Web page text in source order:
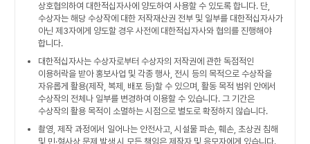
상호협의하여 대한적십자사에 양도하여 사용할 수 있도록 합니다. 단,
수상자는 해당 수상작에 대한 저작재산권 전부 및 일부를 대한적십자사가
아닌 제3자에게 양도할 경우 사전에 대한적십자사와 협의를 진행해야
합니다.
대한적십자사는 수상자로부터 수상자의 저작권에 관한 독점적인
이용허락을 받아 홍보사업 및 각종 행사, 전시 등의 목적으로 수상작을
자유롭게 활용(제작, 복제, 배포 등)할 수 있으며, 활동 목적 범위 안에서
수상작의 전체나 일부를 변경하여 이용할 수 있습니다. 그 기간은
수상작의 활용 목적이 소멸하는 시점으로 별도로 확정하지 않습니다.
촬영, 제작 과정에서 일어나는 안전사고, 시설물 파손, 훼손, 초상권 침해
및 민·형사상 문제 발생 시 모든 책임은 제작자 및 응모자에게 있습니다.